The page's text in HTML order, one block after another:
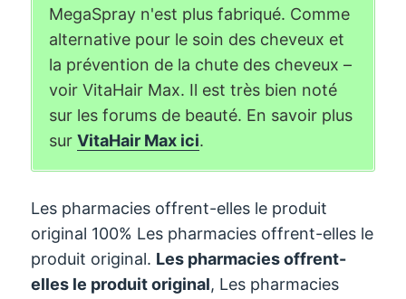
MegaSpray n'est plus fabriqué. Comme
alternative pour le soin des cheveux et
la prévention de la chute des cheveux –
voir VitaHair Max. Il est très bien noté
sur les forums de beauté. En savoir plus
surVitaHair Max ici.
Les pharmacies offrent-elles le produit
original 100% Les pharmacies offrent-elles le
produit original. Les pharmacies offrent-
elles le produit original, Les pharmacies